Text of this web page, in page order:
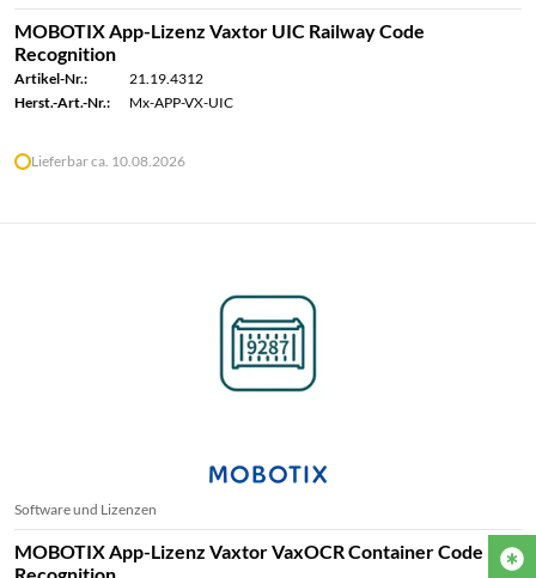
MOBOTIX App-Lizenz Vaxtor UIC Railway Code
Recognition
Artikel-Nr.:
21.19.4312
Herst.-Art.-Nr.:
Mx-APP-VX-UIC
Lieferbar ca. 10.08.2026
Software und Lizenzen
MOBOTIX App-Lizenz Vaxtor VaxOCR Container Code